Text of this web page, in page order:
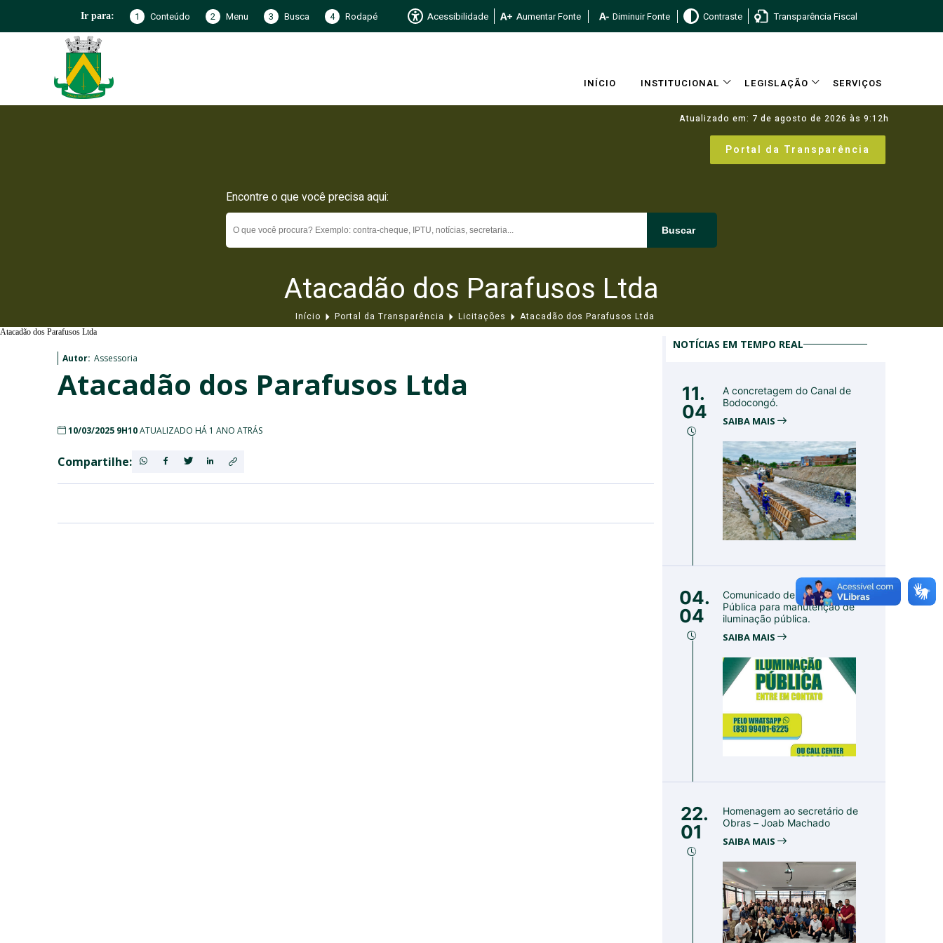
Ir para: 1 Conteúdo 2 Menu 3 Busca 4 Rodapé Acessibilidade Aumentar Fonte Diminuir Fonte Contraste Transparência Fiscal
INÍCIO INSTITUCIONAL LEGISLAÇÃO SERVIÇOS
Atualizado em: 7 de agosto de 2026 às 9:12h
Portal da Transparência
Encontre o que você precisa aqui:
Buscar
Atacadão dos Parafusos Ltda
Início Portal da Transparência Licitações Atacadão dos Parafusos Ltda
Atacadão dos Parafusos Ltda
Autor: Assessoria
Atacadão dos Parafusos Ltda
10/03/2025 9H10ATUALIZADO HÁ 1 ANO ATRÁS
Compartilhe:
NOTÍCIAS EM TEMPO REAL
11.
04
A concretagem do Canal de
Bodocongó.
SAIBA MAIS
04.
04
Comunicado de Utilidade
Pública para manutenção de
iluminação pública.
SAIBA MAIS
22.
01
Homenagem ao secretário de
Obras – Joab Machado
SAIBA MAIS